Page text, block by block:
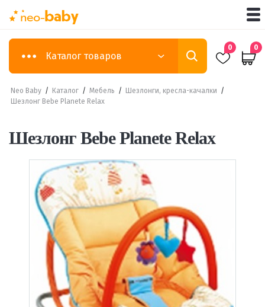
Каталог товаров
0 0
Neo Baby / Каталог / Мебель / Шезлонги, кресла-качалки /
Шезлонг Bebe Planete Relax
Шезлонг Bebe Planete Relax